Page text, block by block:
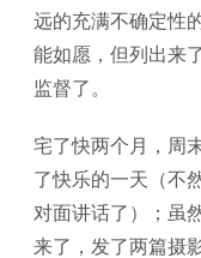
远的充满不确定性
能如愿，但列出来
监督了。
宅了快两个月，周
了快乐的一天（不
对面讲话了）；虽
来了，发了两篇摄